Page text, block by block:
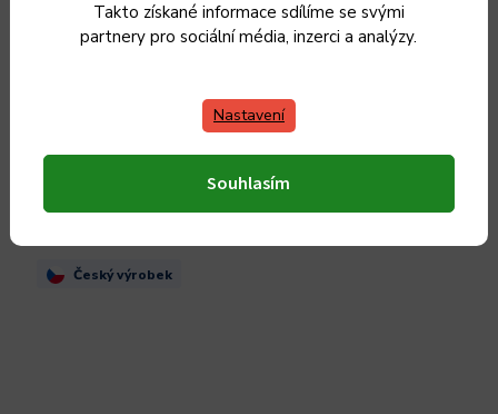
Takto získané informace sdílíme se svými
partnery pro sociální média, inzerci a analýzy.
Nastavení
Souhlasím
Skladem
Český výrobek